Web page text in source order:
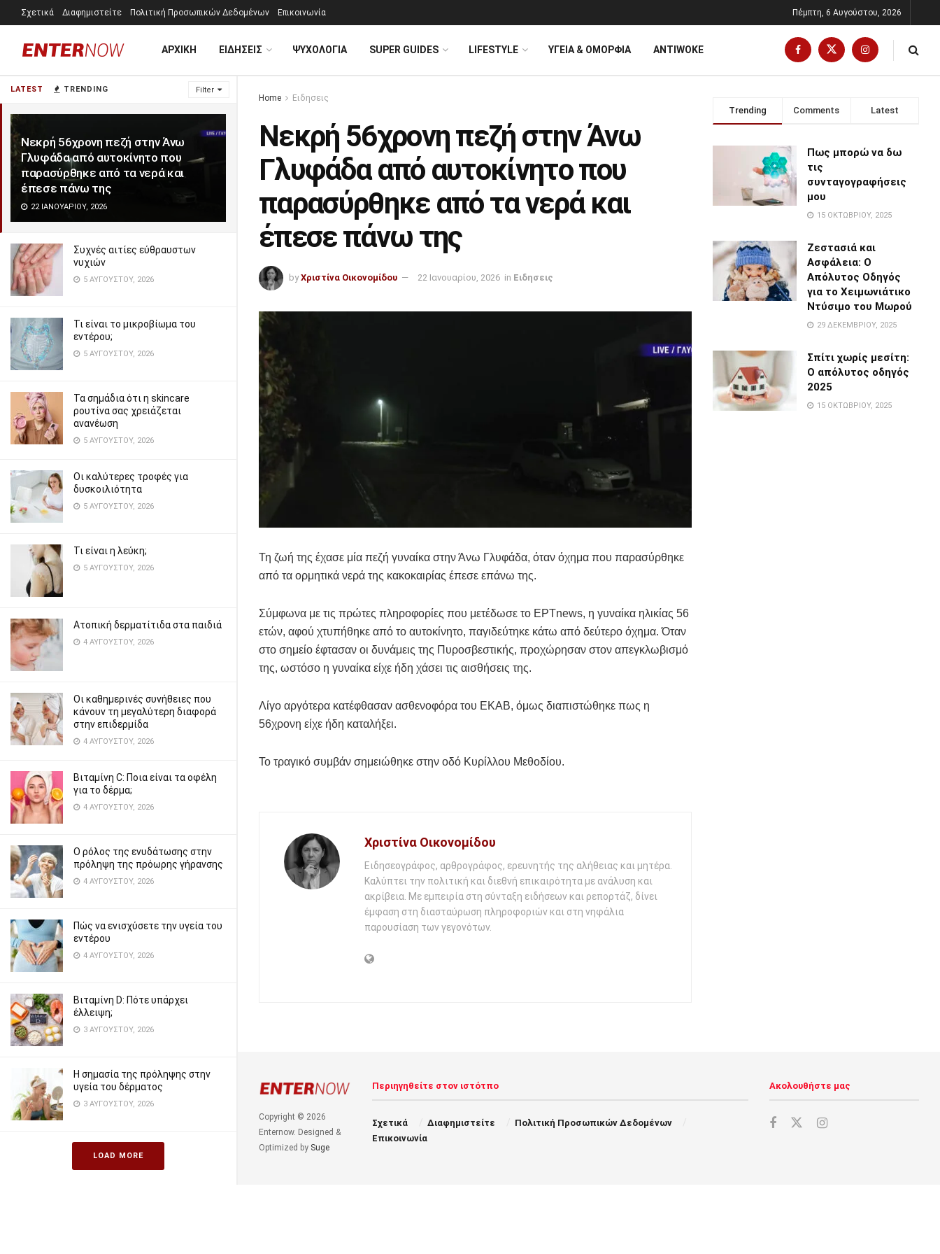
LATEST TRENDING Filter
Νεκρή 56χρονη πεζή στην Άνω
Γλυφάδα από αυτοκίνητο που
παρασύρθηκε από τα νερά και
έπεσε πάνω της
22 ΙΑΝΟΥΑΡΊΟΥ, 2026
Συχνές αιτίες εύθραυστων
νυχιών
5 ΑΥΓΟΎΣΤΟΥ, 2026
Τι είναι το μικροβίωμα του
εντέρου;
5 ΑΥΓΟΎΣΤΟΥ, 2026
Τα σημάδια ότι η skincare
ρουτίνα σας χρειάζεται
ανανέωση
5 ΑΥΓΟΎΣΤΟΥ, 2026
Οι καλύτερες τροφές για
δυσκοιλιότητα
5 ΑΥΓΟΎΣΤΟΥ, 2026
Τι είναι η λεύκη;
5 ΑΥΓΟΎΣΤΟΥ, 2026
Ατοπική δερματίτιδα στα παιδιά
4 ΑΥΓΟΎΣΤΟΥ, 2026
Οι καθημερινές συνήθειες που
κάνουν τη μεγαλύτερη διαφορά
στην επιδερμίδα
4 ΑΥΓΟΎΣΤΟΥ, 2026
Βιταμίνη C: Ποια είναι τα οφέλη
για το δέρμα;
4 ΑΥΓΟΎΣΤΟΥ, 2026
Ο ρόλος της ενυδάτωσης στην
πρόληψη της πρόωρης γήρανσης
4 ΑΥΓΟΎΣΤΟΥ, 2026
Πώς να ενισχύσετε την υγεία του
εντέρου
4 ΑΥΓΟΎΣΤΟΥ, 2026
Βιταμίνη D: Πότε υπάρχει
έλλειψη;
3 ΑΥΓΟΎΣΤΟΥ, 2026
Η σημασία της πρόληψης στην
υγεία του δέρματος
3 ΑΥΓΟΎΣΤΟΥ, 2026
LOAD MORE
Σχετικά Διαφημιστείτε Πολιτική Προσωπικών Δεδομένων Επικοινωνία Πέμπτη, 6 Αυγούστου, 2026
ΑΡΧΙΚΗ ΕΙΔΗΣΕΙΣ ΨΥΧΟΛΟΓΊΑ SUPER GUIDES LIFESTYLE ΥΓΕΙΑ & ΟΜΟΡΦΙΑ ANTIWOKE
Home Ειδησεις
Νεκρή 56χρονη πεζή στην Άνω
Γλυφάδα από αυτοκίνητο που
παρασύρθηκε από τα νερά και
έπεσε πάνω της
by Χριστίνα Οικονομίδου 22 Ιανουαρίου, 2026 in Ειδησεις
Τη ζωή της έχασε μία πεζή γυναίκα στην Άνω Γλυφάδα, όταν όχημα που παρασύρθηκε
από τα ορμητικά νερά της κακοκαιρίας έπεσε επάνω της.
Σύμφωνα με τις πρώτες πληροφορίες που μετέδωσε το ΕΡΤnews, η γυναίκα ηλικίας 56
ετών, αφού χτυπήθηκε από το αυτοκίνητο, παγιδεύτηκε κάτω από δεύτερο όχημα. Όταν
στο σημείο έφτασαν οι δυνάμεις της Πυροσβεστικής, προχώρησαν στον απεγκλωβισμό
της, ωστόσο η γυναίκα είχε ήδη χάσει τις αισθήσεις της.
Λίγο αργότερα κατέφθασαν ασθενοφόρα του ΕΚΑΒ, όμως διαπιστώθηκε πως η
56χρονη είχε ήδη καταλήξει.
Το τραγικό συμβάν σημειώθηκε στην οδό Κυρίλλου Μεθοδίου.
Χριστίνα Οικονομίδου
Ειδησεογράφος, αρθρογράφος, ερευνητής της αλήθειας και μητέρα.
Καλύπτει την πολιτική και διεθνή επικαιρότητα με ανάλυση και
ακρίβεια. Με εμπειρία στη σύνταξη ειδήσεων και ρεπορτάζ, δίνει
έμφαση στη διασταύρωση πληροφοριών και στη νηφάλια
παρουσίαση των γεγονότων.
Trending Comments Latest
Πως μπορώ να δω
τις
συνταγογραφήσεις
μου
15 ΟΚΤΩΒΡΊΟΥ, 2025
Ζεστασιά και
Ασφάλεια: Ο
Απόλυτος Οδηγός
για το Χειμωνιάτικο
Ντύσιμο του Μωρού
29 ΔΕΚΕΜΒΡΊΟΥ, 2025
Σπίτι χωρίς μεσίτη:
Ο απόλυτος οδηγός
2025
15 ΟΚΤΩΒΡΊΟΥ, 2025
Copyright © 2026
Enternow. Designed &
Optimized by Suge
Περιηγηθείτε στον ιστότπο
Σχετικά Διαφημιστείτε
Πολιτική Προσωπικών Δεδομένων
Επικοινωνία
Ακολουθήστε μας